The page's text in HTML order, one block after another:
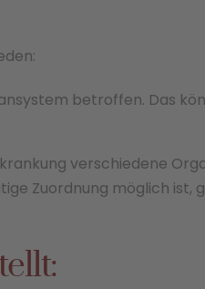
betroffen. Das
verschiedene
Zuordnung möglich ist,